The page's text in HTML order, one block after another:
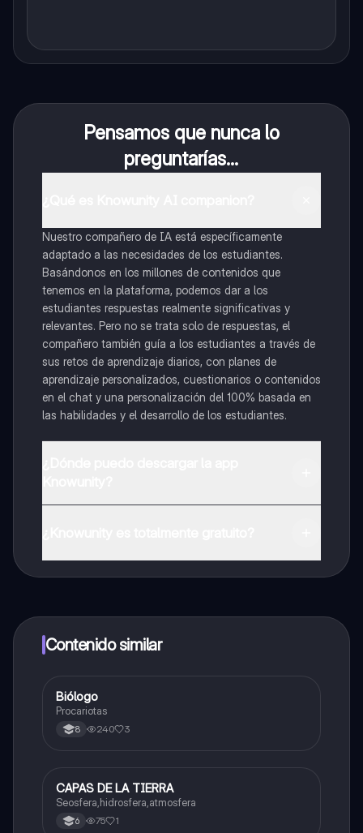
Pensamos que nunca lo
preguntarías...
Nuestro compañero de IA está específicamente
adaptado a las necesidades de los estudiantes.
Basándonos en los millones de contenidos que
tenemos en la plataforma, podemos dar a los
estudiantes respuestas realmente significativas y
relevantes. Pero no se trata solo de respuestas, el
compañero también guía a los estudiantes a través de
sus retos de aprendizaje diarios, con planes de
aprendizaje personalizados, cuestionarios o contenidos
en el chat y una personalización del 100% basada en
las habilidades y el desarrollo de los estudiantes.
a determinadas funciones.
Contenido similar
Biologia
Biólogo
Procariotas
8 240 3
Biologia
CAPAS DE LA TIERRA
Seosfera,hidrosfera,atmosfera
6 75 1